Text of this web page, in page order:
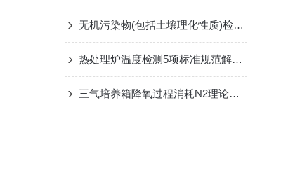
无机污染物(包括土壤理化性质)检测实验室
热处理炉温度检测5项标准规范解读一
三气培养箱降氧过程消耗N2理论计算表